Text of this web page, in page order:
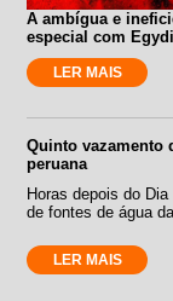
A ambígua e
especial com
LER MAIS
Quinto vazamento
peruana
Horas depois do
de fontes de água
LER MAIS